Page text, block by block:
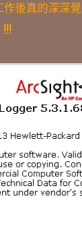
後真的深深